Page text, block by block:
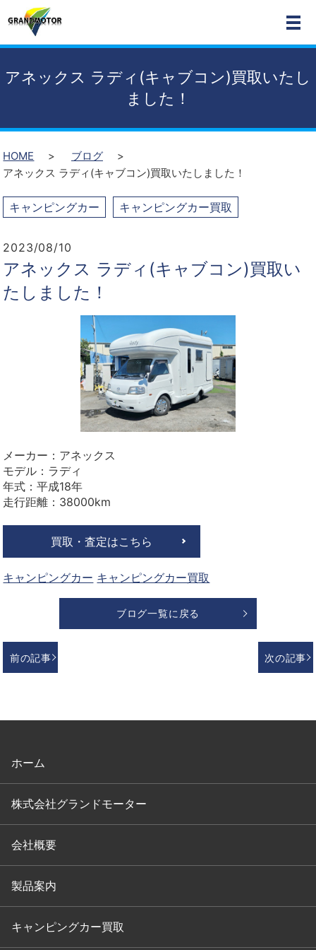
アネックス ラディ(キャブコン)買取いたし
ました！
HOME
ブログ
アネックス ラディ(キャブコン)買取いたしました！
キャンピングカー キャンピングカー買取
2023/08/10
アネックス ラディ(キャブコン)買取い
たしました！
メーカー：アネックス
モデル：ラディ
年式：平成18年
走行距離：38000km
買取・査定はこちら
キャンピングカー キャンピングカー買取
ブログ一覧に戻る
前の記事 次の記事
ホーム
株式会社グランドモーター
会社概要
製品案内
キャンピングカー買取